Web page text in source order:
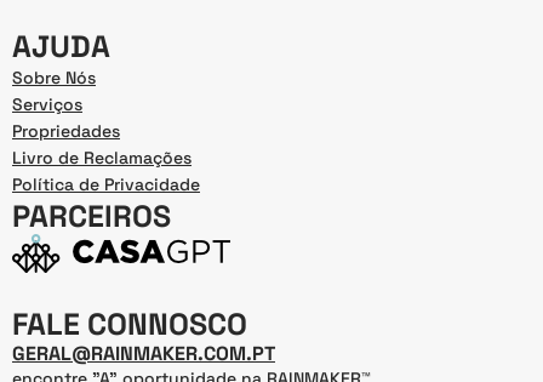
AJUDA
Sobre Nós
Serviços
Propriedades
Livro de Reclamações
Política de Privacidade
PARCEIROS
FALE CONNOSCO
GERAL@RAINMAKER.COM.PT